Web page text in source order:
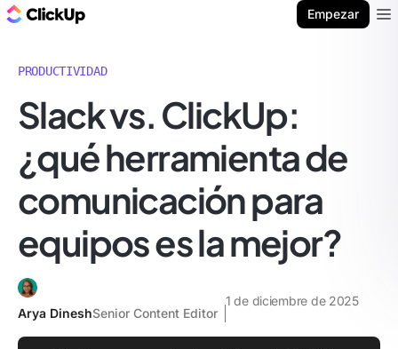
Empezar
PRODUCTIVIDAD
Slack vs. ClickUp:
¿qué herramienta de
comunicación para
equipos es la mejor?
Arya DineshSenior Content Editor
1 de diciembre de 2025